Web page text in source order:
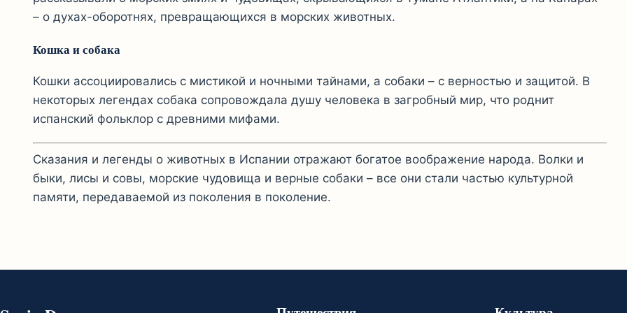
– о духах-оборотнях, превращающихся в морских животных.
Кошка и собака
Кошки ассоциировались с мистикой и ночными тайнами, а собаки – с верностью и защитой. В
некоторых легендах собака сопровождала душу человека в загробный мир, что роднит
испанский фольклор с древними мифами.
Сказания и легенды о животных в Испании отражают богатое воображение народа. Волки и
быки, лисы и совы, морские чудовища и верные собаки – все они стали частью культурной
памяти, передаваемой из поколения в поколение.